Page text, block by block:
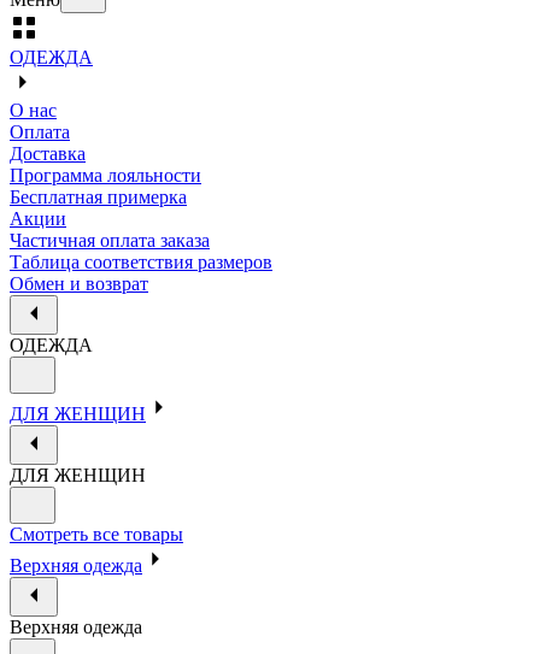
ОДЕЖДА
О нас
Оплата
Доставка
Программа лояльности
Бесплатная примерка
Акции
Частичная оплата заказа
Таблица соответствия размеров
Обмен и возврат
ОДЕЖДА
ДЛЯ ЖЕНЩИН
ДЛЯ ЖЕНЩИН
Смотреть все товары
Верхняя одежда
Верхняя одежда